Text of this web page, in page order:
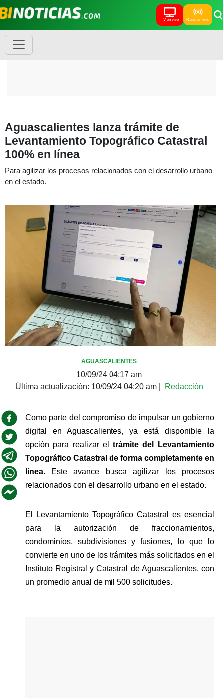
TV en vivo Radio en vivo
Aguascalientes lanza trámite de
Levantamiento Topográfico Catastral
100% en línea
Para agilizar los procesos relacionados con el desarrollo urbano
en el estado.
AGUASCALIENTES
10/09/24 04:17 am
Última actualización: 10/09/24 04:20 am| Redacción
Como parte del compromiso de impulsar un gobierno
digital en Aguascalientes, ya está disponible la
opción para realizar el trámite del Levantamiento
Topográfico Catastral de forma completamente en
línea. Este avance busca agilizar los procesos
relacionados con el desarrollo urbano en el estado.
El Levantamiento Topográfico Catastral es esencial
para la autorización de fraccionamientos,
condominios, subdivisiones y fusiones, lo que lo
convierte en uno de los trámites más solicitados en el
Instituto Registral y Catastral de Aguascalientes, con
un promedio anual de mil 500 solicitudes.